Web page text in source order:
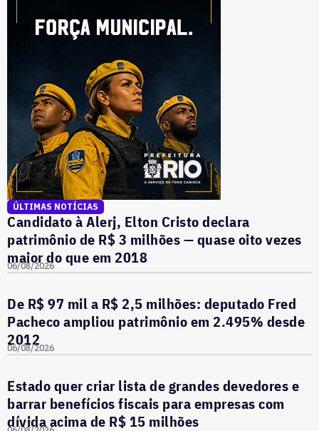
ÚLTIMAS NOTÍCIAS
Candidato à Alerj, Elton Cristo declara
patrimônio de R$ 3 milhões — quase oito vezes
maior do que em 2018
06/08/2026
De R$ 97 mil a R$ 2,5 milhões: deputado Fred
Pacheco ampliou patrimônio em 2.495% desde
2012
06/08/2026
Estado quer criar lista de grandes devedores e
barrar benefícios fiscais para empresas com
dívida acima de R$ 15 milhões